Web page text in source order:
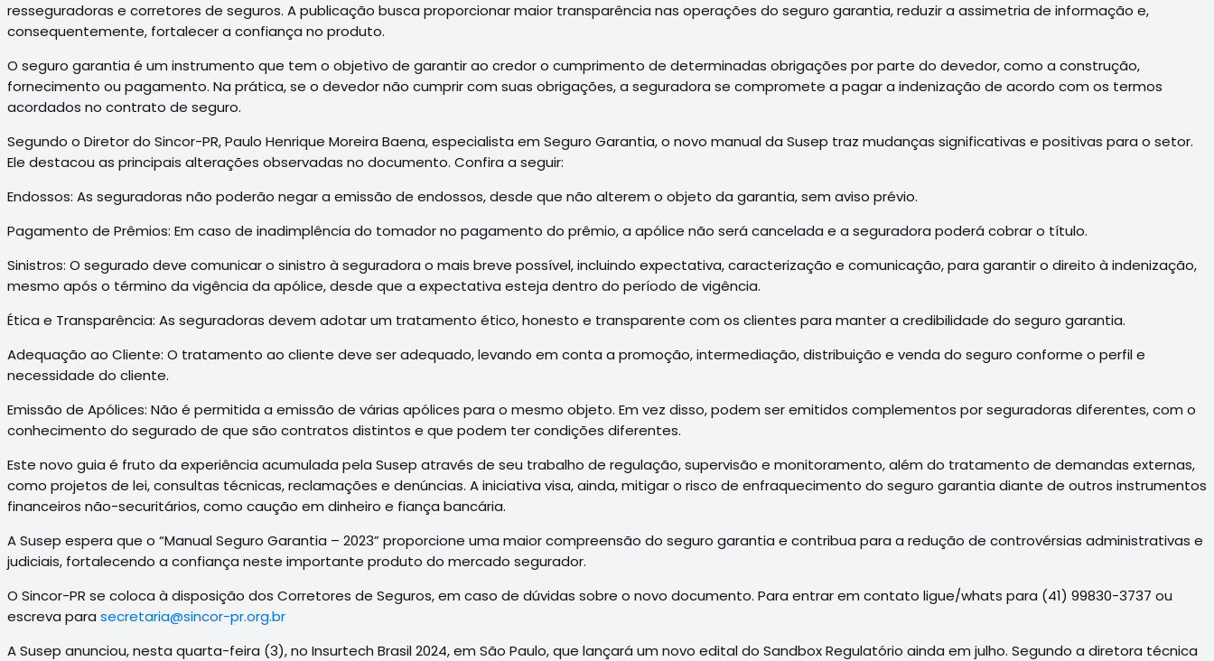
resseguradoras e corretores de seguros. A publicação busca proporcionar maior transparência nas operações do seguro garantia, reduzir a assimetria de informação e,
consequentemente, fortalecer a confiança no produto.
O seguro garantia é um instrumento que tem o objetivo de garantir ao credor o cumprimento de determinadas obrigações por parte do devedor, como a construção,
fornecimento ou pagamento. Na prática, se o devedor não cumprir com suas obrigações, a seguradora se compromete a pagar a indenização de acordo com os termos
acordados no contrato de seguro.
Segundo o Diretor do Sincor-PR, Paulo Henrique Moreira Baena, especialista em Seguro Garantia, o novo manual da Susep traz mudanças significativas e positivas para o setor.
Ele destacou as principais alterações observadas no documento. Confira a seguir:
Endossos: As seguradoras não poderão negar a emissão de endossos, desde que não alterem o objeto da garantia, sem aviso prévio.
Pagamento de Prêmios: Em caso de inadimplência do tomador no pagamento do prêmio, a apólice não será cancelada e a seguradora poderá cobrar o título.
Sinistros: O segurado deve comunicar o sinistro à seguradora o mais breve possível, incluindo expectativa, caracterização e comunicação, para garantir o direito à indenização,
mesmo após o término da vigência da apólice, desde que a expectativa esteja dentro do período de vigência.
Ética e Transparência: As seguradoras devem adotar um tratamento ético, honesto e transparente com os clientes para manter a credibilidade do seguro garantia.
Adequação ao Cliente: O tratamento ao cliente deve ser adequado, levando em conta a promoção, intermediação, distribuição e venda do seguro conforme o perfil e
necessidade do cliente.
Emissão de Apólices: Não é permitida a emissão de várias apólices para o mesmo objeto. Em vez disso, podem ser emitidos complementos por seguradoras diferentes, com o
conhecimento do segurado de que são contratos distintos e que podem ter condições diferentes.
Este novo guia é fruto da experiência acumulada pela Susep através de seu trabalho de regulação, supervisão e monitoramento, além do tratamento de demandas externas,
como projetos de lei, consultas técnicas, reclamações e denúncias. A iniciativa visa, ainda, mitigar o risco de enfraquecimento do seguro garantia diante de outros instrumentos
financeiros não-securitários, como caução em dinheiro e fiança bancária.
A Susep espera que o “Manual Seguro Garantia – 2023” proporcione uma maior compreensão do seguro garantia e contribua para a redução de controvérsias administrativas e
judiciais, fortalecendo a confiança neste importante produto do mercado segurador.
O Sincor-PR se coloca à disposição dos Corretores de Seguros, em caso de dúvidas sobre o novo documento. Para entrar em contato ligue/whats para (41) 99830-3737 ou
escreva para secretaria@sincor-pr.org.br
A Susep anunciou, nesta quarta-feira (3), no Insurtech Brasil 2024, em São Paulo, que lançará um novo edital do Sandbox Regulatório ainda em julho. Segundo a diretora técnica